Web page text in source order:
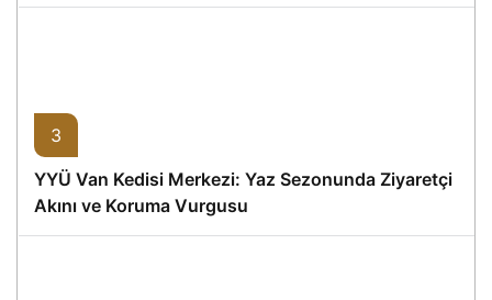
3
YYÜ Van Kedisi Merkezi: Yaz Sezonunda Ziyaretçi
Akını ve Koruma Vurgusu